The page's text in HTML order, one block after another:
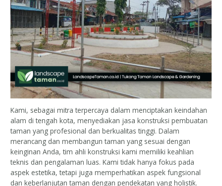
Kami, sebagai mitra terpercaya dalam menciptakan keindahan
alam di tengah kota, menyediakan jasa konstruksi pembuatan
taman yang profesional dan berkualitas tinggi. Dalam
merancang dan membangun taman yang sesuai dengan
keinginan Anda, tim ahli konstruksi kami memiliki keahlian
teknis dan pengalaman luas. Kami tidak hanya fokus pada
aspek estetika, tetapi juga memperhatikan aspek fungsional
dan keberlanjutan taman dengan pendekatan yang holistik.